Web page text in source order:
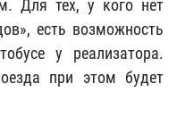
Для тех, у кого нет
есть возможность
у реализатора.
при этом будет